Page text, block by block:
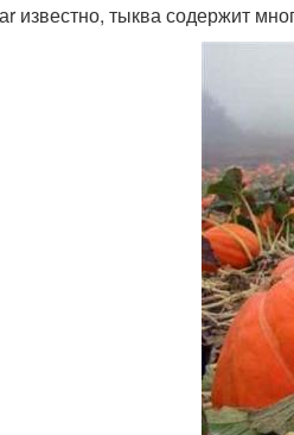
известно, тыква содержит